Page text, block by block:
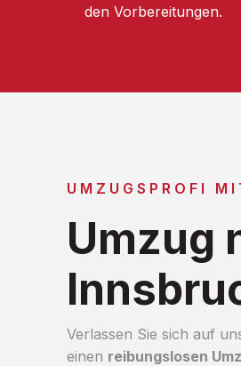
den Vorbereitungen.
UMZUGSPROFI
Umzug
Verlassen Sie sich auf
einen reibungslosen